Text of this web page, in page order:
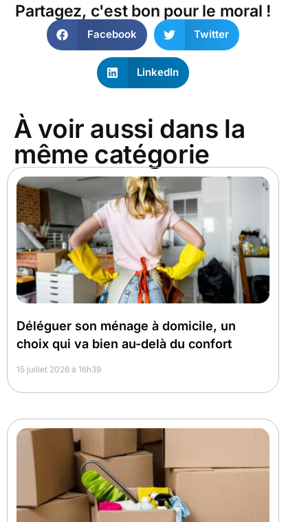
Partagez, c'est bon pour le moral !
Facebook Twitter
LinkedIn
À voir aussi dans la
même catégorie
Déléguer son ménage à domicile, un
choix qui va bien au-delà du confort
15 juillet 2026 à 16h39